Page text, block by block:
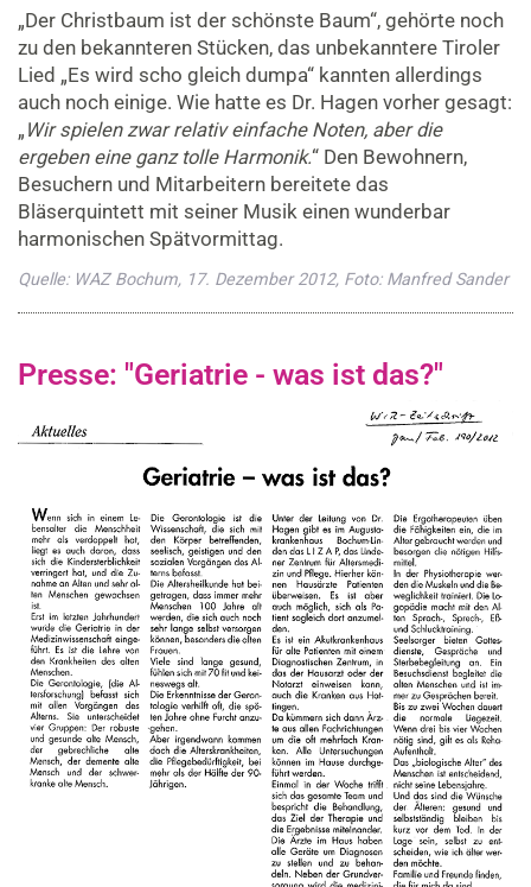
„Der Christbaum ist der schönste Baum“, gehörte noch
zu den bekannteren Stücken, das unbekanntere Tiroler
Lied „Es wird scho gleich dumpa“ kannten allerdings
auch noch einige. Wie hatte es Dr. Hagen vorher gesagt:
„ Wir spielen zwar relativ einfache Noten, aber die
ergeben eine ganz tolle Harmonik.“ Den Bewohnern,
Besuchern und Mitarbeitern bereitete das
Bläserquintett mit seiner Musik einen wunderbar
harmonischen Spätvormittag.
Quelle: WAZ Bochum, 17. Dezember 2012, Foto: Manfred Sander
Presse: "Geriatrie - was ist das?"